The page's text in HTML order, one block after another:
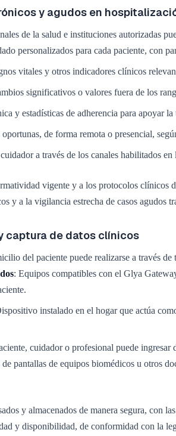
y agudos en
de la salud e instituciones autorizadas
personalizados para cada paciente, con
vitales y otros indicadores clínicos
significativos o valores fuera de los
y estadísticas de adherencia para apoyar la
de forma remota o presencial,
a través de los canales habilitados en
vigente y a los protocolos
y a la vigilancia estrecha de casos agudos
captura de datos clínicos
del paciente puede realizarse a través de
: Equipos compatibles con el Glya
instalado en el hogar que actúa
cuidador o profesional puede ingresar
pantallas de equipos biomédicos u otros
y almacenados de manera segura, con
y disponibilidad, de conformidad con la